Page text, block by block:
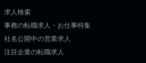
求人検索
事務の転職求人・お仕事特集
社名公開中の営業求人
注目企業の転職求人